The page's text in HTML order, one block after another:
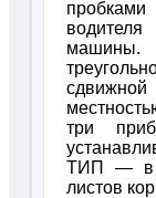
три
ТИП — в
листов